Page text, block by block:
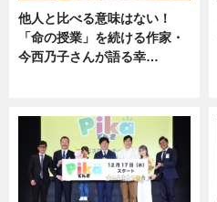
他人と比べる意味はない！
「命の授業」を続ける作家・
今西乃子さんが語る幸…